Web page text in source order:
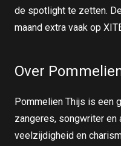
de spotlight te zetten.
maand extra vaak op
Over
Pommelien Thijs is een
zangeres, songwriter en
veelzijdigheid en